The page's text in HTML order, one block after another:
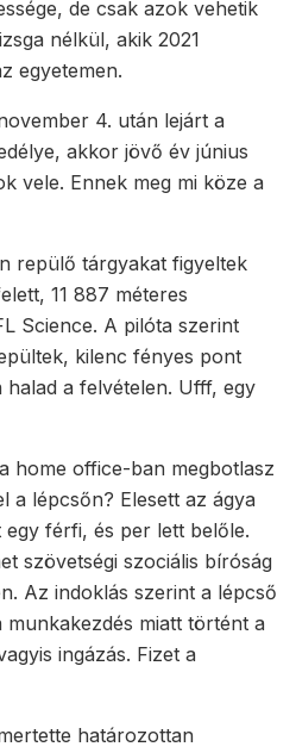
de csak azok vehetik
nélkül, akik 2021
egyetemen.
4. után lejárt a
akkor jövő év június
vele. Ennek meg mi köze a
repülő tárgyakat figyeltek
11 887 méteres
Science. A pilóta szerint
kilenc fényes pont
a felvételen. Ufff, egy
home office-ban megbotlasz
a lépcsőn? Elesett az ágya
férfi, és per lett belőle.
szövetségi szociális bíróság
Az indoklás szerint a lépcső
munkakezdés miatt történt a
ingázás. Fizet a
határozottan